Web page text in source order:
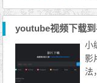
ng
从
设
号
小
影
法